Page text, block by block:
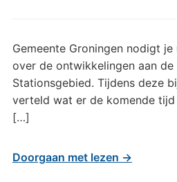
Gemeente Groningen nodigt
over de ontwikkelingen aan
Stationsgebied. Tijdens deze
verteld wat er de komende
[…]
Doorgaan met lezen →